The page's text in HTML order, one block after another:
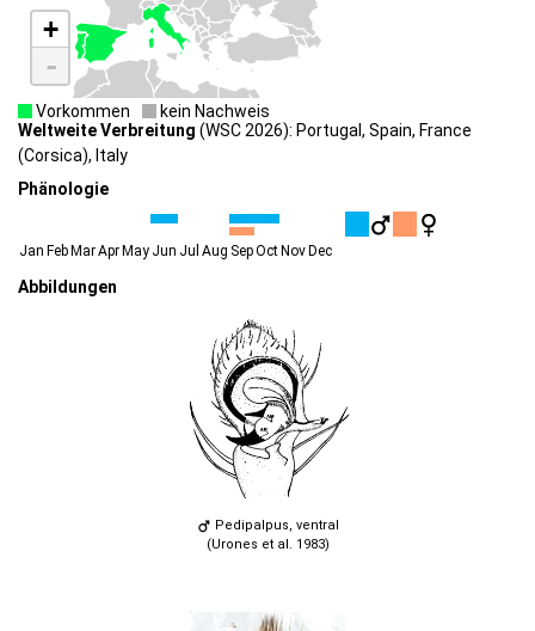
+
-
Vorkommen
kein Nachweis
Weltweite Verbreitung (WSC 2026): Portugal, Spain, France
(Corsica), Italy
Phänologie
Jan FebMarAprMay Jun Jul Aug SepOctNovDec
Abbildungen
Pedipalpus, ventral
(Urones et al. 1983)